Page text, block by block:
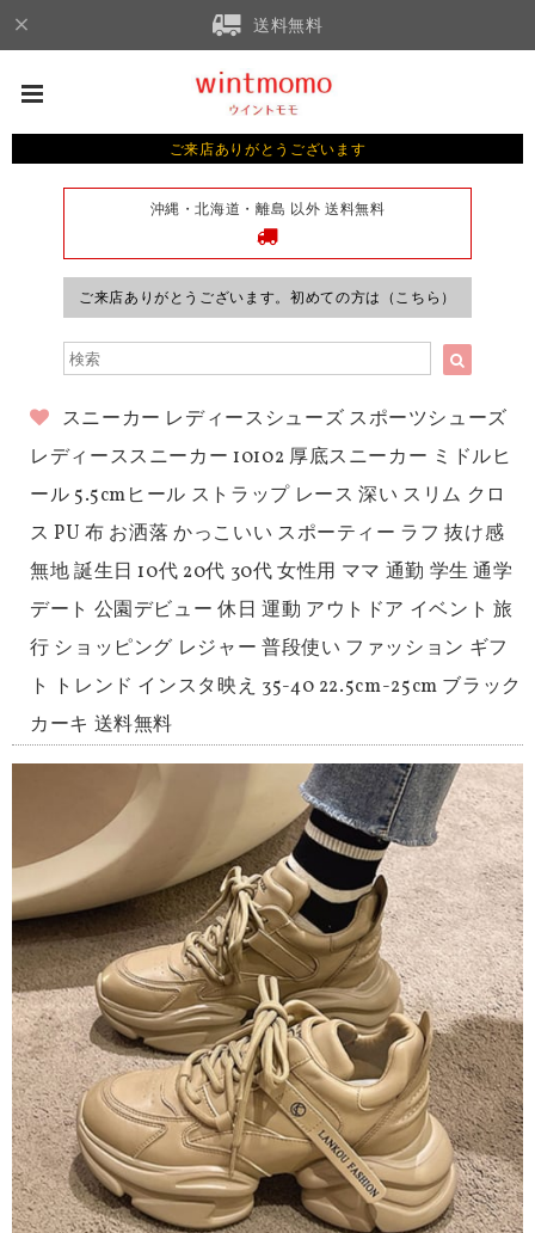
送料無料
ご来店ありがとうございます
沖縄・北海道・離島 以外 送料無料
ご来店ありがとうございます。初めての方は（こちら）
スニーカー レディースシューズ スポーツシューズ
レディーススニーカー 10102 厚底スニーカー ミドルヒ
ール 5.5cmヒール ストラップ レース 深い スリム クロ
ス PU 布 お洒落 かっこいい スポーティー ラフ 抜け感
無地 誕生日 10代 20代 30代 女性用 ママ 通勤 学生 通学
デート 公園デビュー 休日 運動 アウトドア イベント 旅
行 ショッピング レジャー 普段使い ファッション ギフ
ト トレンド インスタ映え 35-40 22.5cm-25cm ブラック
カーキ 送料無料